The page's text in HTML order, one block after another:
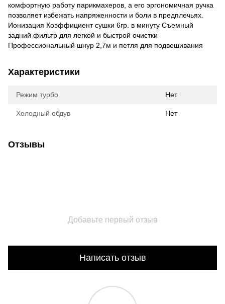
комфортную работу парикмахеров, а его эргономичная ручка
позволяет избежать напряженности и боли в предплечьях.
Ионизация Коэффициент сушки 6гр. в минуту Съемный
задний фильтр для легкой и быстрой очистки
Профессиональный шнур 2,7м и петля для подвешивания
Характеристики
Режим турбо Нет
Холодный обдув Нет
Отзывы
Добавьте первый отзыв
Написать отзыв